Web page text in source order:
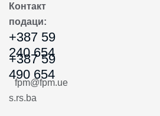
Контакт
подаци:
+387 59
240 654
+387 59
490 654
fpm@fpm.ue
s.rs.ba